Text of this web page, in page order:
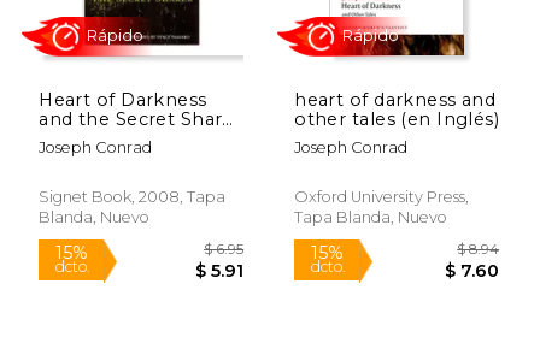
Heart of Darkness
and the Secret Sharer
(en Inglés)
Joseph Conrad
Signet Book, 2008, Tapa
Blanda, Nuevo
heart of darkness and
other tales (en Inglés)
Joseph Conrad
Oxford University Press,
Tapa Blanda, Nuevo